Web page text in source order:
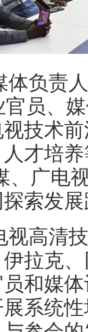
体负责
员、
技术
才培
、广电
索发
视高清
拉克
和媒
系统